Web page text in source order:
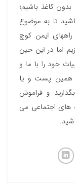
بدون کاغذ باشیم؛
تا به موضوع
ایمن کوچ
اما در این حین
خود را با ما و
همین پست و یا
و فراموش
های اجتماعی می